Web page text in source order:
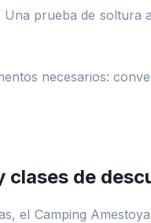
prueba de soltura
necesarios:
clases de
el Camping